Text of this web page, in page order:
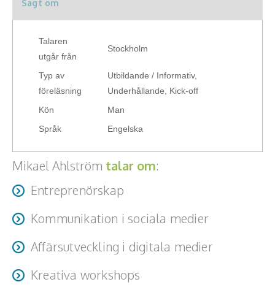
Middagsunderhållning
Something a Little Different
Underhållning
Affärsnytta
Framtid, trender
Försäljning, marknadsföring, service,
kundfokus
Förändring, organisation,
Sagt om
Talaren
utgår från
Stockholm
Typ av
föreläsning
Utbildande / Informativ,
Underhållande, Kick-off
Kön
Man
Språk
Engelska
Mikael Ahlström talar om:
Entreprenörskap
Kommunikation i sociala medier
Affärsutveckling i digitala medier
Kreativa workshops